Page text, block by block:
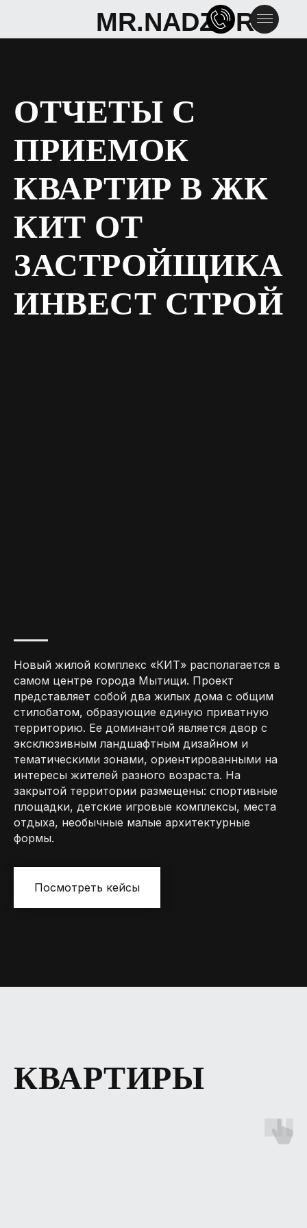
MR.NADZOR
MR.NADZOR
ОТЧЕТЫ С
ПРИЕМОК
КВАРТИР В ЖК
КИТ ОТ
ЗАСТРОЙЩИКА
ИНВЕСТ СТРОЙ
Новый жилой комплекс «КИТ» располагается в
самом центре города Мытищи. Проект
представляет собой два жилых дома с общим
стилобатом, образующие единую приватную
территорию. Ее доминантой является двор с
эксклюзивным ландшафтным дизайном и
тематическими зонами, ориентированными на
интересы жителей разного возраста. На
закрытой территории размещены: спортивные
площадки, детские игровые комплексы, места
отдыха, необычные малые архитектурные
формы.
Посмотреть кейсы
КВАРТИРЫ